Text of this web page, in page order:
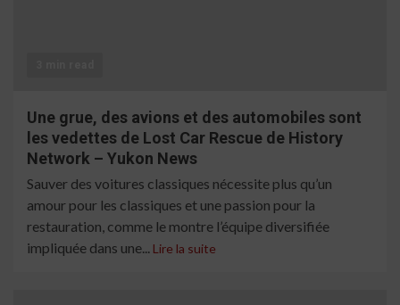
Une grue, des avions et des automobiles sont
les vedettes de Lost Car Rescue de History
Network – Yukon News
Sauver des voitures classiques nécessite plus qu’un
amour pour les classiques et une passion pour la
restauration, comme le montre l’équipe diversifiée
impliquée dans une... Lire la suite